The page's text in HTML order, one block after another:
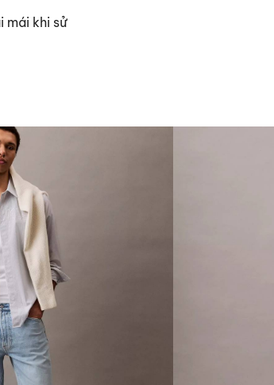
mái khi sử